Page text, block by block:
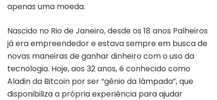
apenas uma moeda.
Nascido no Rio de Janeiro, desde os 18 anos Palheiros
já era empreendedor e estava sempre em busca de
novas maneiras de ganhar dinheiro com o uso da
tecnologia. Hoje, aos 32 anos, é conhecido como
Aladin da Bitcoin por ser “gênio da lâmpada”, que
disponibiliza a própria experiência para ajudar